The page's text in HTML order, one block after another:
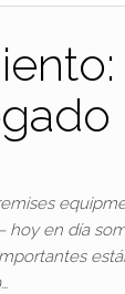
hoy en día